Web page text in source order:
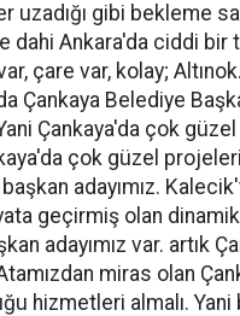
uzadığı gibi bekleme
dahi Ankara'da ciddi bir
çare var, kolay;
Çankaya Belediye
Çankaya'da çok
çok güzel
adayımız.
geçirmiş olan
adayımız var. artık
miras olan
hizmetleri almalı.